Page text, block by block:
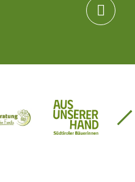

Mit Bäuerinnen lernen -
Lebensberatung für dieAus unserer